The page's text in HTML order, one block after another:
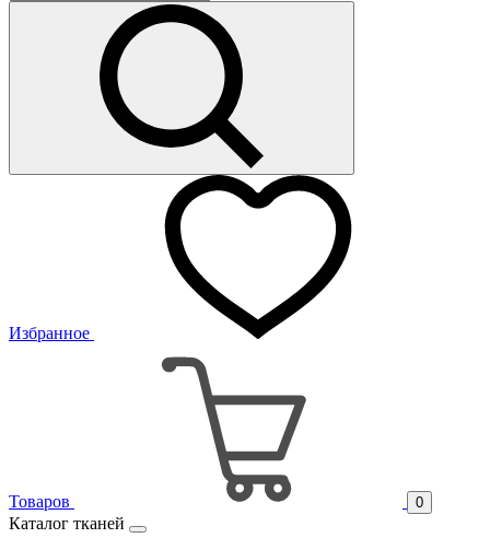
Избранное
Товаров 0
Каталог тканей